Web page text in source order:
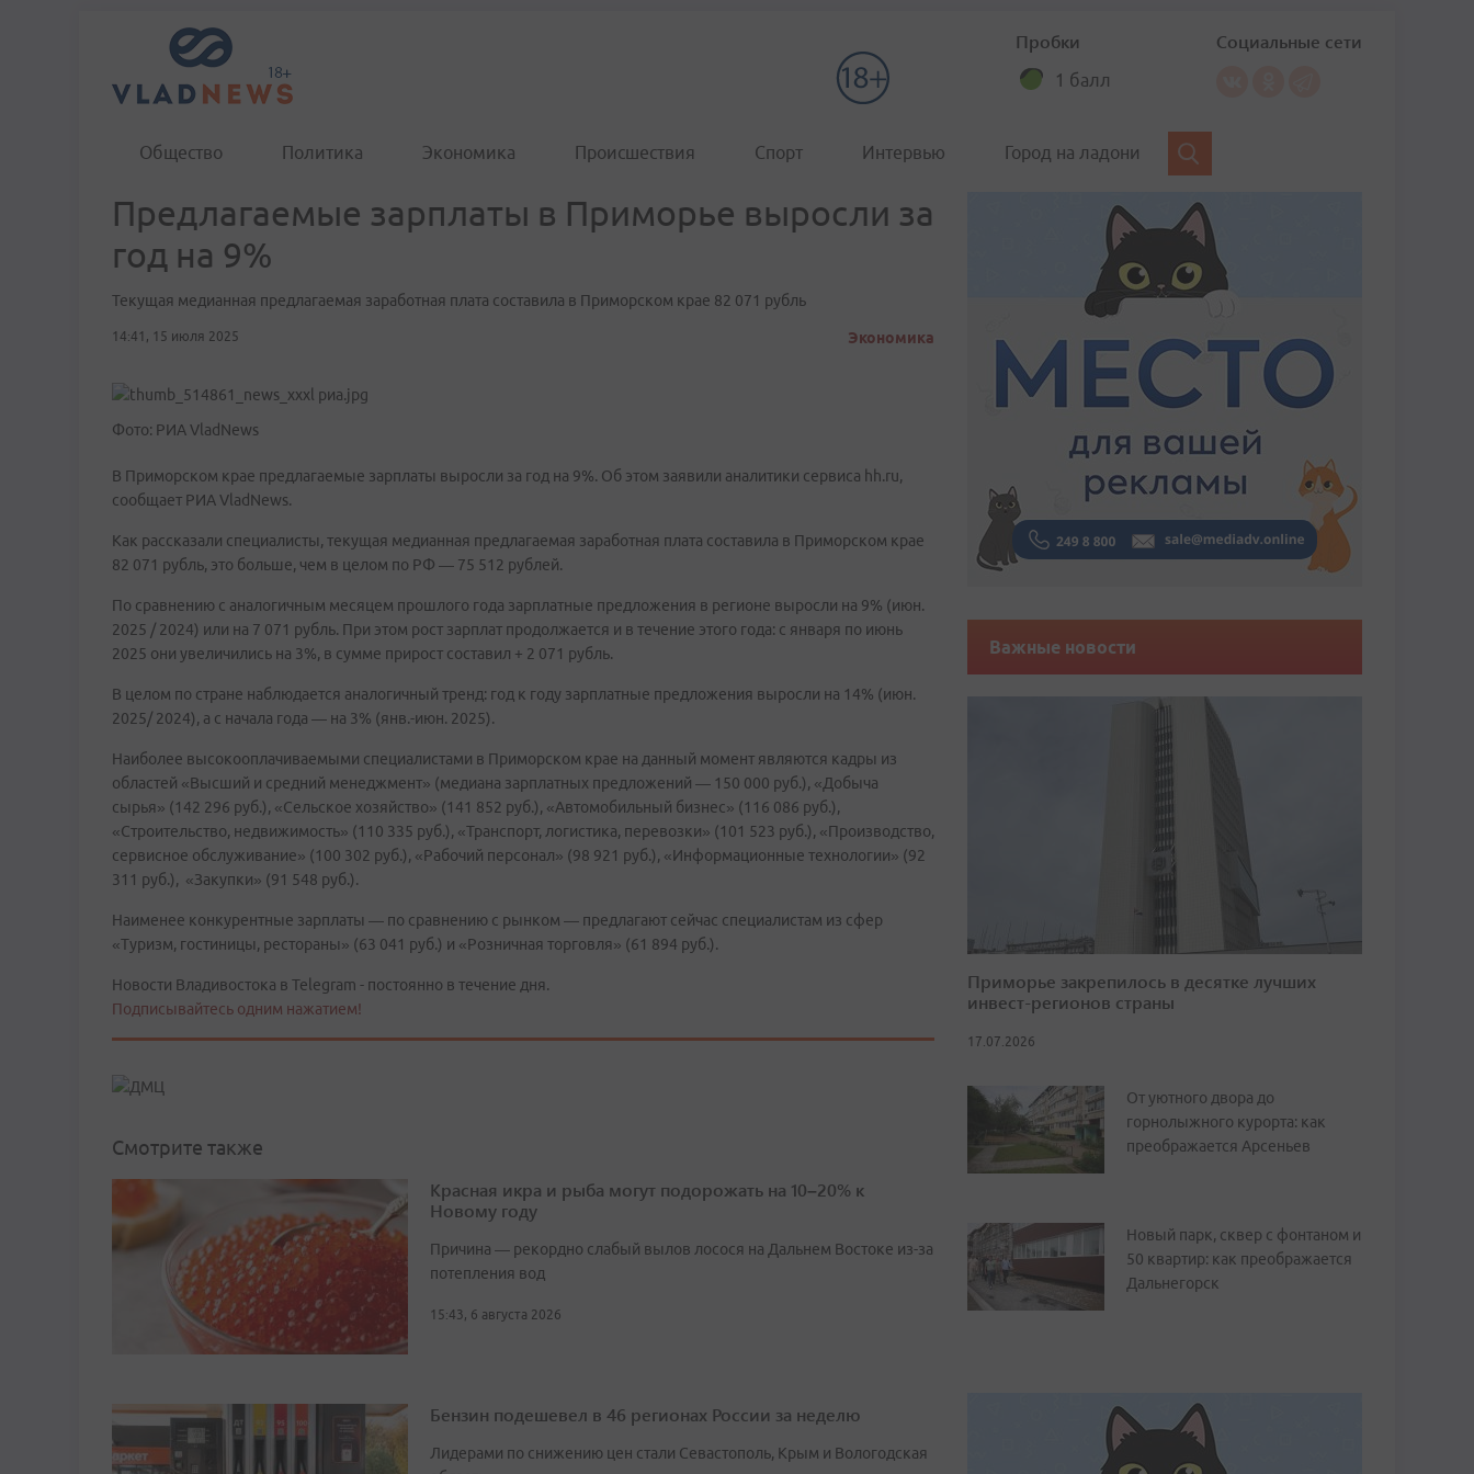
Пробки
1 балл
Социальные сети
Общество Политика Экономика Происшествия Спорт Интервью Город на ладони
Предлагаемые зарплаты в Приморье выросли за
год на 9%
Текущая медианная предлагаемая заработная плата составила в Приморском крае 82 071 рубль
14:41, 15 июля 2025 Экономика
Фото: РИА VladNews
В Приморском крае предлагаемые зарплаты выросли за год на 9%. Об этом заявили аналитики сервиса hh.ru,
сообщает РИА VladNews.
Как рассказали специалисты, текущая медианная предлагаемая заработная плата составила в Приморском крае
82 071 рубль, это больше, чем в целом по РФ — 75 512 рублей.
По сравнению с аналогичным месяцем прошлого года зарплатные предложения в регионе выросли на 9% (июн.
2025 / 2024) или на 7 071 рубль. При этом рост зарплат продолжается и в течение этого года: с января по июнь
2025 они увеличились на 3%, в сумме прирост составил + 2 071 рубль.
В целом по стране наблюдается аналогичный тренд: год к году зарплатные предложения выросли на 14% (июн.
2025/ 2024), а с начала года — на 3% (янв.-июн. 2025).
Наиболее высокооплачиваемыми специалистами в Приморском крае на данный момент являются кадры из
областей «Высший и средний менеджмент» (медиана зарплатных предложений — 150 000 руб.), «Добыча
сырья» (142 296 руб.), «Сельское хозяйство» (141 852 руб.), «Автомобильный бизнес» (116 086 руб.),
«Строительство, недвижимость» (110 335 руб.), «Транспорт, логистика, перевозки» (101 523 руб.), «Производство,
сервисное обслуживание» (100 302 руб.), «Рабочий персонал» (98 921 руб.), «Информационные технологии» (92
311 руб.), «Закупки» (91 548 руб.).
Наименее конкурентные зарплаты — по сравнению с рынком — предлагают сейчас специалистам из сфер
«Туризм, гостиницы, рестораны» (63 041 руб.) и «Розничная торговля» (61 894 руб.).
Новости Владивостока в Telegram - постоянно в течение дня.
Подписывайтесь одним нажатием!
Смотрите также
Красная икра и рыба могут подорожать на 10–20% к
Новому году
Причина — рекордно слабый вылов лосося на Дальнем Востоке из-за
потепления вод
15:43, 6 августа 2026
Бензин подешевел в 46 регионах России за неделю
Лидерами по снижению цен стали Севастополь, Крым и Вологодская
Важные новости
Приморье закрепилось в десятке лучших
инвест-регионов страны
17.07.2026
От уютного двора до
горнолыжного курорта: как
преображается Арсеньев
Новый парк, сквер с фонтаном и
50 квартир: как преображается
Дальнегорск